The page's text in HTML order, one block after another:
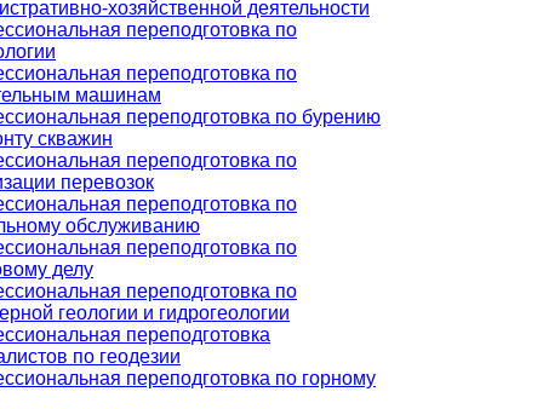
хозяйственной деятельности
переподготовка по
переподготовка по
машинам
переподготовка по бурению
скважин
переподготовка по
перевозок
переподготовка по
обслуживанию
переподготовка по
делу
переподготовка по
геологии и гидрогеологии
переподготовка
по геодезии
переподготовка по горному